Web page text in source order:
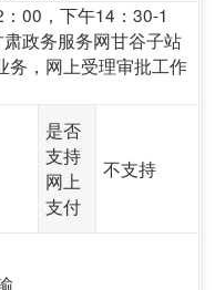
00，下午14：30-1
政务服务网甘谷子站
务，网上受理审批工作
是否
支持
网上
支付
不支持